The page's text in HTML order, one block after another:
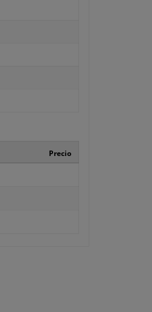
Precio